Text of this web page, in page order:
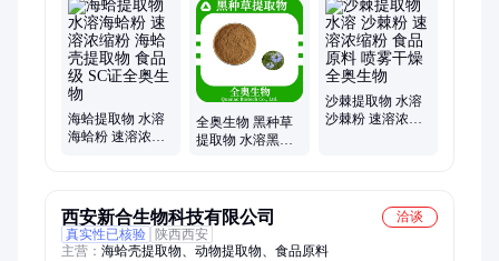
杞子粉、蓝莓粉、黄精提取物、桑叶提取物、地龙蛋白、薏苡仁
粉、仙人掌果粉、葛根提取物、酸枣仁提取物、沙棘提取物、人
参提取物、黄芪提取物、决明子提取物、枳椇子提取物、桑葚果
粉、沙棘粉、金银花提取物
海蛤提取物 水溶
海蛤粉 速溶浓缩
全奥生物 黑种草
提取物 水溶黑种
沙棘提取物 水溶
沙棘粉 速溶浓缩
西安新合生物科技有限公司
洽谈
真实性已核验
陕西西安
主营： 海蛤壳提取物、动物提取物、食品原料